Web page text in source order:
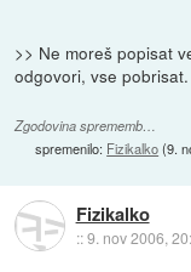
>> Ne moreš popisat
odgovori, vse
Zgodovina sprememb…
spremenilo: Fizikalko(9.
Fizikalko
::9. nov 2006,